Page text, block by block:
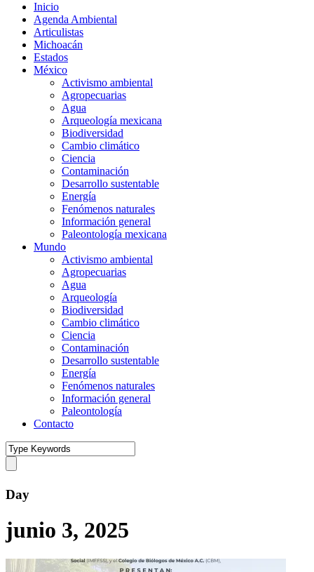
Inicio
Agenda Ambiental
Articulistas
Michoacán
Estados
México
Activismo ambiental
Agropecuarias
Agua
Arqueología mexicana
Biodiversidad
Cambio climático
Ciencia
Contaminación
Desarrollo sustentable
Energía
Fenómenos naturales
Información general
Paleontología mexicana
Mundo
Activismo ambiental
Agropecuarias
Agua
Arqueología
Biodiversidad
Cambio climático
Ciencia
Contaminación
Desarrollo sustentable
Energía
Fenómenos naturales
Información general
Paleontología
Contacto
Day
junio 3, 2025